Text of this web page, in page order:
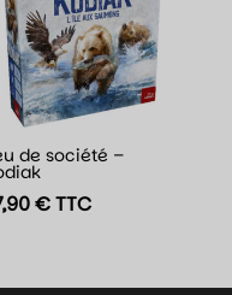
de société –
€TTC